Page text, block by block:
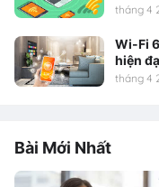
tháng 4
Wi-Fi
hiện
tháng 4
Bài Mới Nhất